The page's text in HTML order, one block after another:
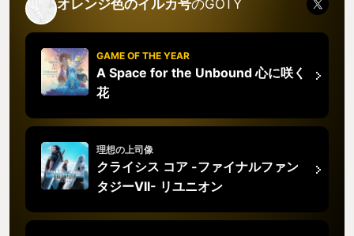
オレンジ色のイルカ号のGOTY
GAME OF THE YEAR
A Space for the Unbound 心に咲く
花
理想の上司像
クライシス コア -ファイナルファン
タジーVII- リユニオン